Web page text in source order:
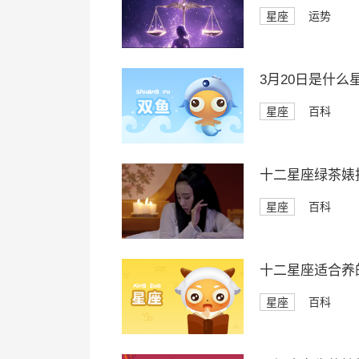
星座 运势
3月20日是什么
星座 百科
十二星座绿茶婊
星座 百科
十二星座适合养
星座 百科